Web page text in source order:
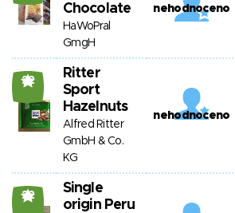
Chocolate
HaWoPral
GmgH
nehodnoceno
22
Ritter
Sport
Hazelnuts
Alfred Ritter
GmbH & Co.
KG
nehodnoceno
22
Single
origin Peru